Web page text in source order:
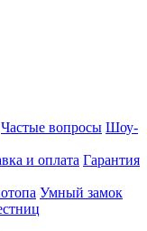
Частые вопросы Шоу-
и оплата Гарантия
Умный замок